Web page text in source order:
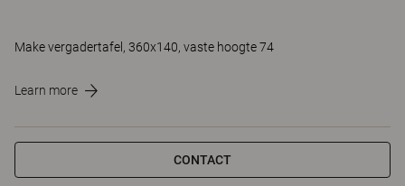
Make vergadertafel, 360x140, vaste hoogte 74
Learn more
CONTACT